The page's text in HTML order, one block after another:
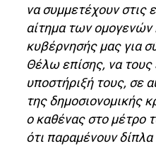
να συμμετέχουν στις
αίτημα των ομογενών
κυβέρνησής μας για
Θέλω επίσης, να τους
υποστήριξή τους, σε
της δημοσιονομικής
ο καθένας στο μέτρο
ότι παραμένουν